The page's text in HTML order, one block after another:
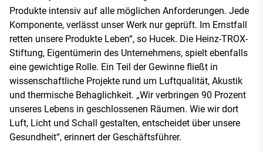
Produkte intensiv auf alle möglichen Anforderungen. Jede
Komponente, verlässt unser Werk nur geprüft. Im Ernstfall
retten unsere Produkte Leben“, so Hucek. Die Heinz-TROX-
Stiftung, Eigentümerin des Unternehmens, spielt ebenfalls
eine gewichtige Rolle. Ein Teil der Gewinne fließt in
wissenschaftliche Projekte rund um Luftqualität, Akustik
und thermische Behaglichkeit. „Wir verbringen 90 Prozent
unseres Lebens in geschlossenen Räumen. Wie wir dort
Luft, Licht und Schall gestalten, entscheidet über unsere
Gesundheit“, erinnert der Geschäftsführer.